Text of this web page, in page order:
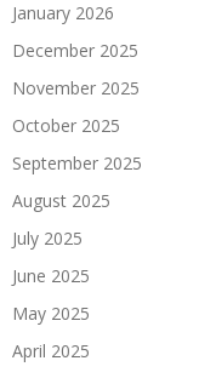
January 2026
December 2025
November 2025
October 2025
September 2025
August 2025
July 2025
June 2025
May 2025
April 2025